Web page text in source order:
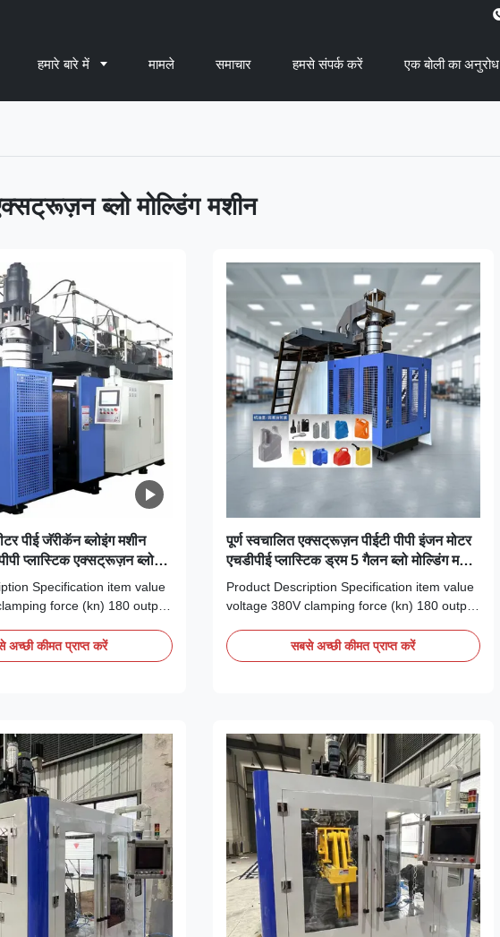
हमारे बारे में मामले समाचार हमसे संपर्क करें एक बोली का अनुरोध
ब्लो मोल्डिंग मशीन
पीई जॅरीकॅन ब्लोइंग मशीन
प्लास्टिक एक्सट्रूज़न ब्लो
जिसमें इंजन मोटर शामिल है
Specification item value
force (kn) 180 output
automation Automatic
weight (t) 1.5 warranty 1 Year
अच्छी कीमत प्राप्त करें
पूर्ण स्वचालित एक्सट्रूज़न पीईटी पीपी इंजन मोटर
एचडीपीई प्लास्टिक ड्रम 5 गैलन ब्लो मोल्डिंग मशीन
25L 50L कम कीमत के साथ
Product Description Specification item value
voltage 380V clamping force (kn) 180 output
PE/PP, HDPE/PP automation Automatic
power (kw) 35 weight (t) 1.5 warranty 1 Year
सबसे अच्छी कीमत प्राप्त करें